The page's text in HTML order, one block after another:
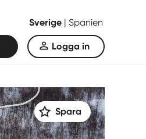
Sverige | Spanien
Logga in
Spara